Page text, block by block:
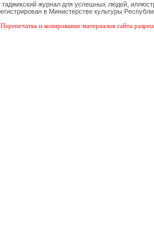
таджикский журнал для успешных людей,
в Министерстве культуры
Перепечатка и копирование материалов сайта